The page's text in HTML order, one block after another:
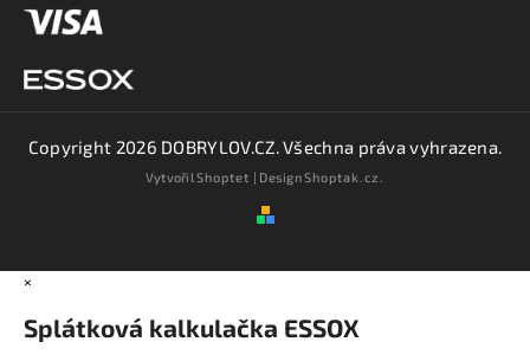
Copyright 2026 DOBRYLOV.CZ. Všechna práva vyhrazena.
VytvořilShoptet | DesignShoptak.cz.
×
Splátková kalkulačka ESSOX